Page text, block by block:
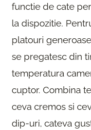
functie de cate
la dispozitie.
platouri
se pregatesc din
temperatura
cuptor. Combina
ceva cremos si
dip-uri, cateva